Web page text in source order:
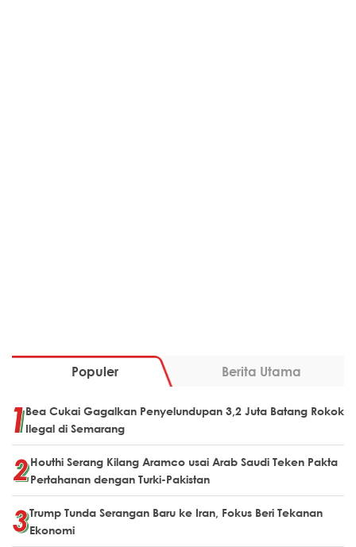
Populer Berita Utama
Bea Cukai Gagalkan Penyelundupan 3,2 Juta Batang Rokok
Ilegal di Semarang
Houthi Serang Kilang Aramco usai Arab Saudi Teken Pakta
Pertahanan dengan Turki-Pakistan
Trump Tunda Serangan Baru ke Iran, Fokus Beri Tekanan
Ekonomi